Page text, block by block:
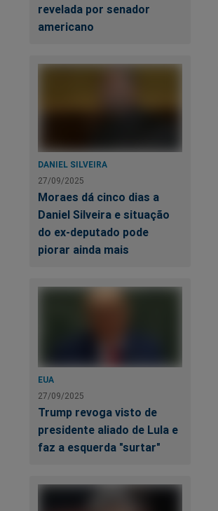
revelada por senador
americano
DANIEL SILVEIRA
27/09/2025
Moraes dá cinco dias a
Daniel Silveira e situação
do ex-deputado pode
piorar ainda mais
EUA
27/09/2025
Trump revoga visto de
presidente aliado de Lula e
faz a esquerda "surtar"